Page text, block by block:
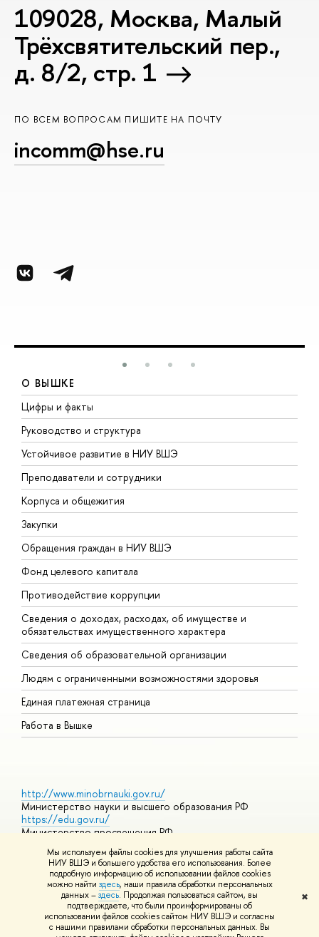
Мы используем файлы cookies для улучшения работы сайта
НИУ ВШЭ и большего удобства его использования. Более
подробную информацию об использовании файлов cookies
можно найти здесь, наши правила обработки персональных
данных –здесь. Продолжая пользоваться сайтом, вы
подтверждаете, что были проинформированы об
использовании файлов cookies сайтом НИУ ВШЭ и согласны
с нашими правилами обработки персональных данных. Вы
✖
109028, Москва, Малый
Трёхсвятительский пер.,
д. 8/2, стр. 1
ПО ВСЕМ ВОПРОСАМ ПИШИТЕ НА ПОЧТУ
incomm@hse.ru
О ВЫШКЕ
Цифры и факты
Руководство и структура
Устойчивое развитие в НИУ ВШЭ
Преподаватели и сотрудники
Корпуса и общежития
Закупки
Обращения граждан в НИУ ВШЭ
Фонд целевого капитала
Противодействие коррупции
Сведения о доходах, расходах, об имуществе и
обязательствах имущественного характера
Сведения об образовательной организации
Людям с ограниченными возможностями здоровья
Единая платежная страница
Работа в Вышке
http://www.minobrnauki.gov.ru/
Министерство науки и высшего образования РФ
https://edu.gov.ru/
Министерство просвещения РФ
https://elearning.hse.ru/mooc
Массовые открытые онлайн-курсы
© НИУ ВШЭ 1993–2026 Адреса и контактыУсловия
использования материалов Политика конфиденциальности
Шрифты HSE Sans и HSE Slab разработаны вШколе дизайна НИУ